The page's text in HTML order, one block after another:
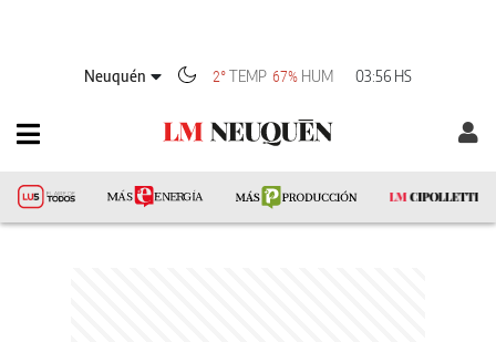
Neuquén 2° TEMP 67% HUM 03:56 HS